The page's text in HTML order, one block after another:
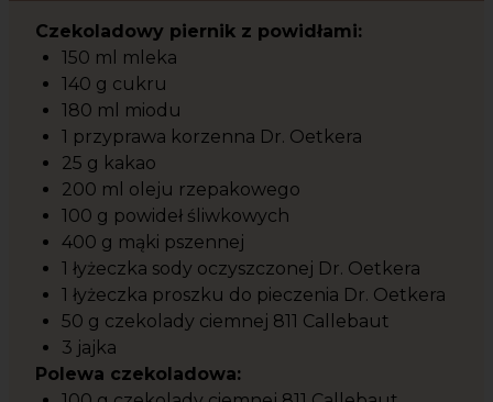
Czekoladowy piernik z powidłami:
150 ml mleka
140 g cukru
180 ml miodu
1 przyprawa korzenna Dr. Oetkera
25 g kakao
200 ml oleju rzepakowego
100 g powideł śliwkowych
400 g mąki pszennej
1 łyżeczka sody oczyszczonej Dr. Oetkera
1 łyżeczka proszku do pieczenia Dr. Oetkera
50 g czekolady ciemnej 811 Callebaut
3 jajka
Polewa czekoladowa: